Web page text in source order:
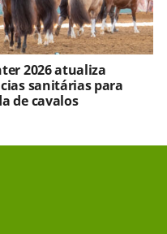
2026 atualiza
sanitárias para
de cavalos